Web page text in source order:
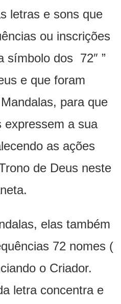
letras e sons que
ou inscrições
símbolo dos 72″ ”
e que foram
para que
expressem a sua
as ações
de Deus neste
elas também
72 nomes (
o Criador.
letra concentra e